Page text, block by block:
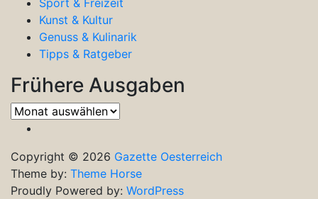
Sport & Freizeit
Kunst & Kultur
Genuss & Kulinarik
Tipps & Ratgeber
Frühere Ausgaben
Frühere
Ausgaben
Copyright © 2026 Gazette Oesterreich
Theme by: Theme Horse
Proudly Powered by: WordPress